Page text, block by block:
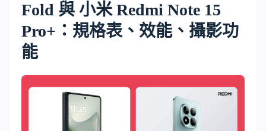
Fold 與 小米 Redmi Note 15
Pro+：規格表、效能、攝影功
能